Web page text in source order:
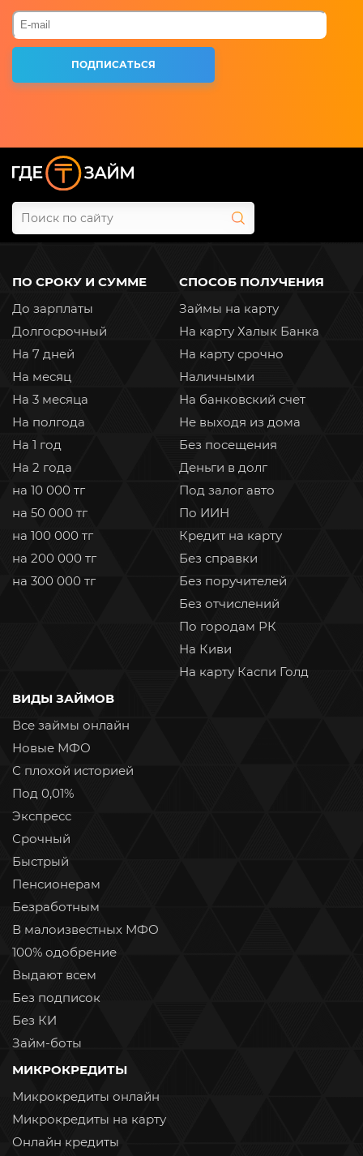
ПО СРОКУ И СУММЕ
До зарплаты
Долгосрочный
На 7 дней
На месяц
На 3 месяца
На полгода
На 1 год
На 2 года
на 10 000 тг
на 50 000 тг
на 100 000 тг
на 200 000 тг
на 300 000 тг
СПОСОБ ПОЛУЧЕНИЯ
Займы на карту
На карту Халык Банка
На карту срочно
Наличными
На банковский счет
Не выходя из дома
Без посещения
Деньги в долг
Под залог авто
По ИИН
Кредит на карту
Без справки
Без поручителей
Без отчислений
По городам РК
На Киви
На карту Каспи Голд
ВИДЫ ЗАЙМОВ
Все займы онлайн
Новые МФО
С плохой историей
Под 0,01%
Экспресс
Срочный
Быстрый
Пенсионерам
Безработным
В малоизвестных МФО
100% одобрение
Выдают всем
Без подписок
Без КИ
Займ-боты
МИКРОКРЕДИТЫ
Микрокредиты онлайн
Микрокредиты на карту
Онлайн кредиты